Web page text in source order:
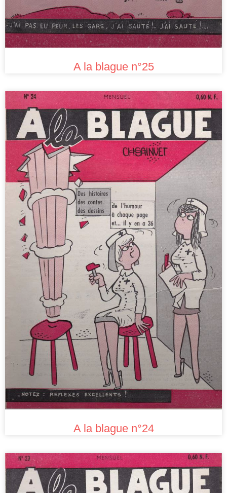
A la blague n°25
A la blague n°24